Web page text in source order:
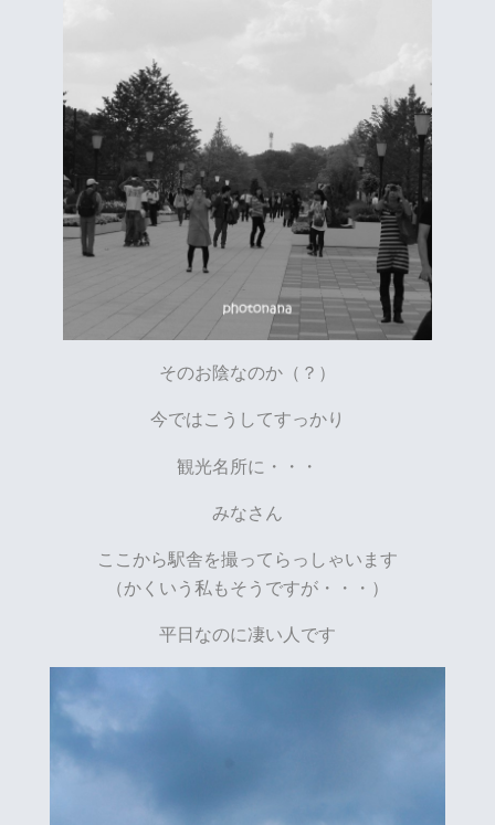
そのお陰なのか（？）
今ではこうしてすっかり
観光名所に・・・
みなさん
ここから駅舎を撮ってらっしゃいます
（かくいう私もそうですが・・・）
平日なのに凄い人です